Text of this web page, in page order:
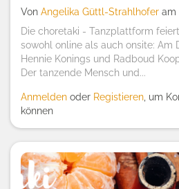
Von Angelika Güttl-Strahlhofer am
Die choretaki - Tanzplattform
sowohl online als auch onsite: Am
Hennie Konings und Radboud
Der tanzende Mensch und...
Anmelden oder Registieren, um
können